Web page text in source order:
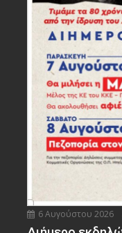
6 Αυγούστου 2026